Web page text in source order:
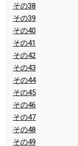
その38
その39
その40
その41
その42
その43
その44
その45
その46
その47
その48
その49